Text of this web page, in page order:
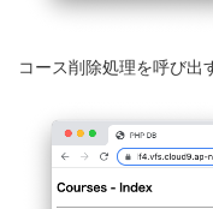
コース削除処理を呼び出